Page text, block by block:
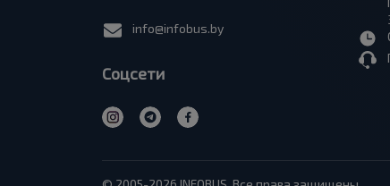
info@infobus.by
Соцсети